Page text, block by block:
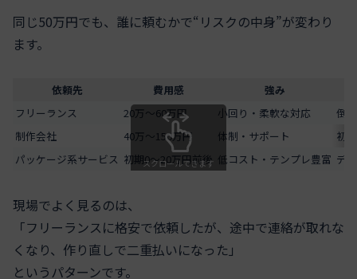
同じ50万円でも、誰に頼むかで“リスクの中身”が変わり
ます。
依頼先 費用感
強み
フリーランス
20万～60万円 小回り・柔軟な対応
倒
制作会社
40万～150万円 体制・サポート
初
パッケージ系サービス 初期0～20万円前後 低コスト・テンプレ豊富 デ
スクロールできます
現場でよく見るのは、
「フリーランスに格安で依頼したが、途中で連絡が取れな
くなり、作り直しで二重払いになった」
というパターンです。